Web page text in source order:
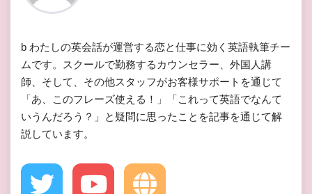
b わたしの英会話が運営する恋と仕事に効く英語執筆チー
ムです。スクールで勤務するカウンセラー、外国人講
師、そして、その他スタッフがお客様サポートを通じて
「あ、このフレーズ使える！」「これって英語でなんて
いうんだろう？」と疑問に思ったことを記事を通じて解
説しています。